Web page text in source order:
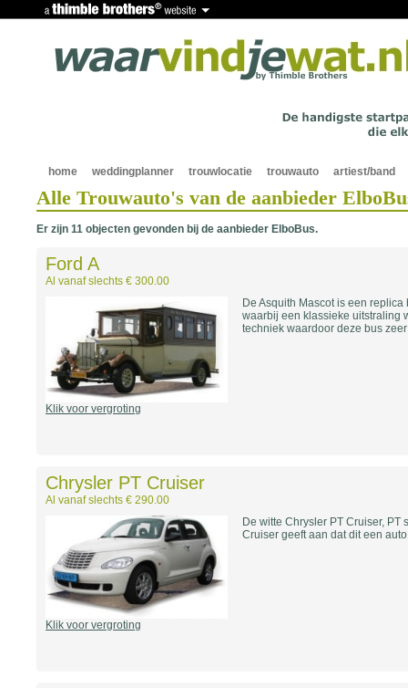
home weddingplanner trouwlocatie trouwauto artiest/band
Alle Trouwauto's van de aanbieder
Er zijn 11 objecten gevonden bij de aanbieder ElboBus.
Ford A
Al vanaf slechts € 300.00
Klik voor vergroting
De Asquith Mascot is een
waarbij een klassieke uitstraling
techniek waardoor deze bus
Chrysler PT Cruiser
Al vanaf slechts € 290.00
Klik voor vergroting
De witte Chrysler PT Cruiser,
Cruiser geeft aan dat dit een